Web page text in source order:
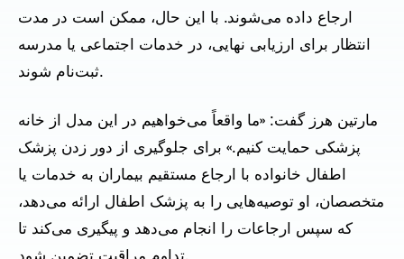
ارجاع داده می‌شوند. با این حال، ممکن است در مدت
انتظار برای ارزیابی نهایی، در خدمات اجتماعی یا مدرسه
ثبت‌نام شوند.
مارتین هرز گفت: «ما واقعاً می‌خواهیم در این مدل از خانه
پزشکی حمایت کنیم.» برای جلوگیری از دور زدن پزشک
اطفال خانواده با ارجاع مستقیم بیماران به خدمات یا
متخصصان، او توصیه‌هایی را به پزشک اطفال ارائه می‌دهد،
که سپس ارجاعات را انجام می‌دهد و پیگیری می‌کند تا